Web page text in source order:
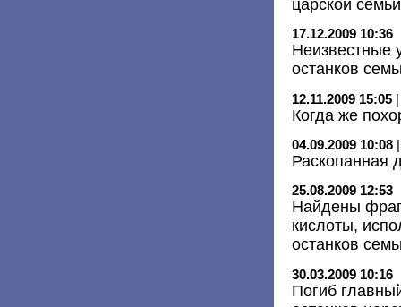
царской семьи
17.12.2009 10:36
Неизвестные
останков
12.11.2009 15:05
Когда же
04.09.2009 10:08
Раскопанная
25.08.2009 12:53
Найдены
кислоты,
останков
30.03.2009 10:16
Погиб